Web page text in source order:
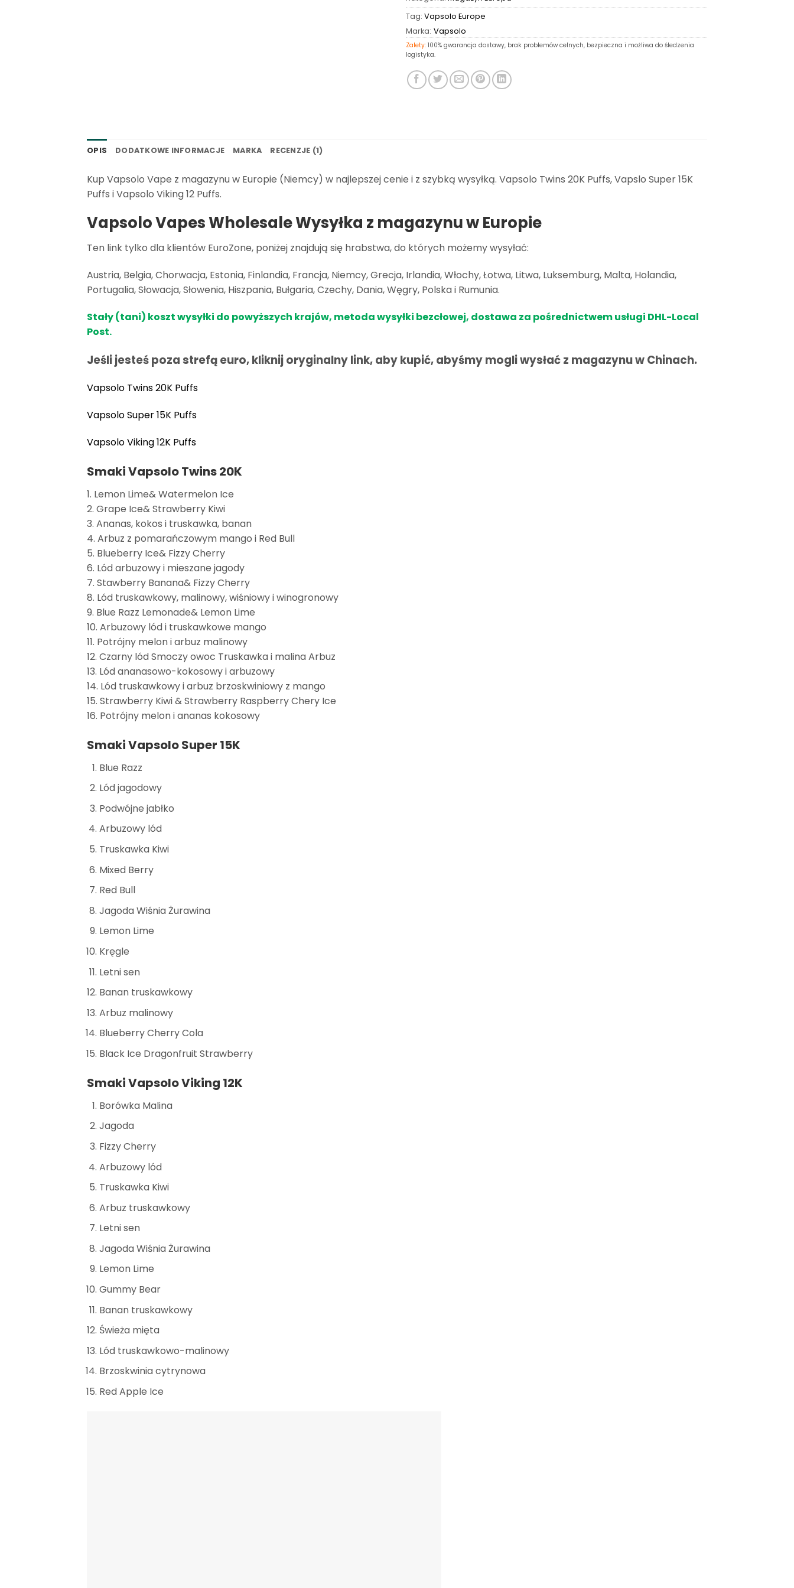
Tag: Vapsolo Europe
Marka: Vapsolo
Zalety: 100% gwarancja dostawy, brak problemów celnych, bezpieczna i możliwa do śledzenia
logistyka.
OPIS DODATKOWE INFORMACJE MARKA RECENZJE (1)
Kup Vapsolo Vape z magazynu w Europie (Niemcy) w najlepszej cenie i z szybką wysyłką. Vapsolo Twins 20K Puffs, Vapslo Super 15K
Puffs i Vapsolo Viking 12 Puffs.
Vapsolo Vapes Wholesale Wysyłka z magazynu w Europie
Ten link tylko dla klientów EuroZone, poniżej znajdują się hrabstwa, do których możemy wysyłać:
Austria, Belgia, Chorwacja, Estonia, Finlandia, Francja, Niemcy, Grecja, Irlandia, Włochy, Łotwa, Litwa, Luksemburg, Malta, Holandia,
Portugalia, Słowacja, Słowenia, Hiszpania, Bułgaria, Czechy, Dania, Węgry, Polska i Rumunia.
Stały (tani) koszt wysyłki do powyższych krajów, metoda wysyłki bezcłowej, dostawa za pośrednictwem usługi DHL-Local
Post.
Jeśli jesteś poza strefą euro, kliknij oryginalny link, aby kupić, abyśmy mogli wysłać z magazynu w Chinach.
Vapsolo Twins 20K Puffs
Vapsolo Super 15K Puffs
Vapsolo Viking 12K Puffs
Smaki Vapsolo Twins 20K
1. Lemon Lime& Watermelon Ice
2. Grape Ice& Strawberry Kiwi
3. Ananas, kokos i truskawka, banan
4. Arbuz z pomarańczowym mango i Red Bull
5. Blueberry Ice& Fizzy Cherry
6. Lód arbuzowy i mieszane jagody
7. Stawberry Banana& Fizzy Cherry
8. Lód truskawkowy, malinowy, wiśniowy i winogronowy
9. Blue Razz Lemonade& Lemon Lime
10. Arbuzowy lód i truskawkowe mango
11. Potrójny melon i arbuz malinowy
12. Czarny lód Smoczy owoc Truskawka i malina Arbuz
13. Lód ananasowo-kokosowy i arbuzowy
14. Lód truskawkowy i arbuz brzoskwiniowy z mango
15. Strawberry Kiwi & Strawberry Raspberry Chery Ice
16. Potrójny melon i ananas kokosowy
Smaki Vapsolo Super 15K
Blue Razz
Lód jagodowy
Podwójne jabłko
Arbuzowy lód
Truskawka Kiwi
Mixed Berry
Red Bull
Jagoda Wiśnia Żurawina
Lemon Lime
Kręgle
Letni sen
Banan truskawkowy
Arbuz malinowy
Blueberry Cherry Cola
Black Ice Dragonfruit Strawberry
Smaki Vapsolo Viking 12K
Borówka Malina
Jagoda
Fizzy Cherry
Arbuzowy lód
Truskawka Kiwi
Arbuz truskawkowy
Letni sen
Jagoda Wiśnia Żurawina
Lemon Lime
Gummy Bear
Banan truskawkowy
Świeża mięta
Lód truskawkowo-malinowy
Brzoskwinia cytrynowa
Red Apple Ice